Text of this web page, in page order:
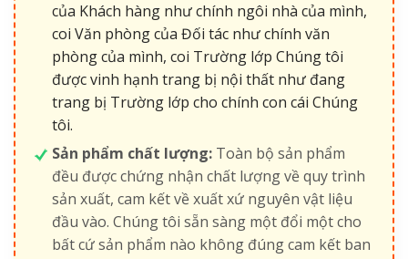
của Khách hàng như chính ngôi nhà của mình,
coi Văn phòng của Đối tác như chính văn
phòng của mình, coi Trường lớp Chúng tôi
được vinh hạnh trang bị nội thất như đang
trang bị Trường lớp cho chính con cái Chúng
tôi.
Sản phẩm chất lượng: Toàn bộ sản phẩm
đều được chứng nhận chất lượng về quy trình
sản xuất, cam kết về xuất xứ nguyên vật liệu
đầu vào. Chúng tôi sẵn sàng một đổi một cho
bất cứ sản phẩm nào không đúng cam kết ban